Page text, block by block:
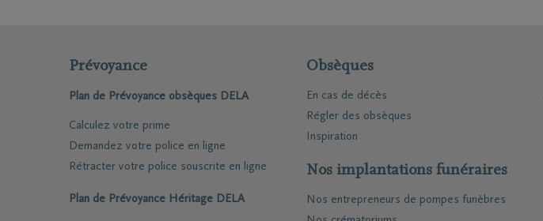
Prévoyance
Plan de Prévoyance obsèques DELA
Calculez votre prime
Demandez votre police en ligne
Rétracter votre police souscrite en ligne
Plan de Prévoyance Héritage DELA
Obsèques
En cas de décès
Régler des obsèques
Inspiration
Nos implantations funéraires
Nos entrepreneurs de pompes funèbres